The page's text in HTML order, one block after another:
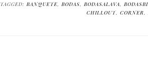
TAGGED: BANQUETE, BODAS, BODASALAVA,
CHILLOUT, CORNER,